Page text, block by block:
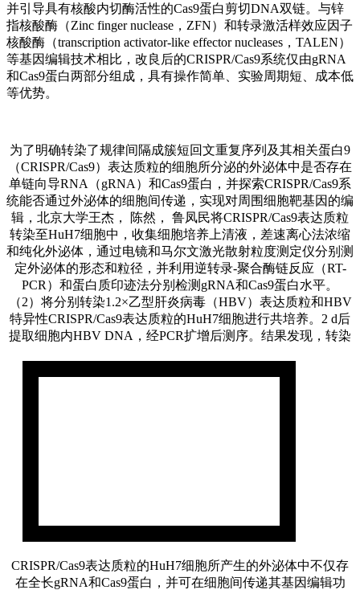
并引导具有核酸内切酶活性的Cas9蛋白剪切DNA双链。与锌
指核酸酶（Zinc finger nuclease，ZFN）和转录激活样效应因子
核酸酶（transcription activator-like effector nucleases，TALEN）
等基因编辑技术相比，改良后的CRISPR/Cas9系统仅由gRNA
和Cas9蛋白两部分组成，具有操作简单、实验周期短、成本低
等优势。
为了明确转染了规律间隔成簇短回文重复序列及其相关蛋白9
（CRISPR/Cas9）表达质粒的细胞所分泌的外泌体中是否存在
单链向导RNA（gRNA）和Cas9蛋白，并探索CRISPR/Cas9系
统能否通过外泌体的细胞间传递，实现对周围细胞靶基因的编
辑，北京大学王杰， 陈然， 鲁凤民将CRISPR/Cas9表达质粒
转染至HuH7细胞中，收集细胞培养上清液，差速离心法浓缩
和纯化外泌体，通过电镜和马尔文激光散射粒度测定仪分别测
定外泌体的形态和粒径，并利用逆转录-聚合酶链反应（RT-
PCR）和蛋白质印迹法分别检测gRNA和Cas9蛋白水平。
（2）将分别转染1.2×乙型肝炎病毒（HBV）表达质粒和HBV
特异性CRISPR/Cas9表达质粒的HuH7细胞进行共培养。2 d后
提取细胞内HBV DNA，经PCR扩增后测序。 结果发现，转染
CRISPR/Cas9表达质粒的HuH7细胞所产生的外泌体中不仅存
在全长gRNA和Cas9蛋白，并可在细胞间传递其基因编辑功